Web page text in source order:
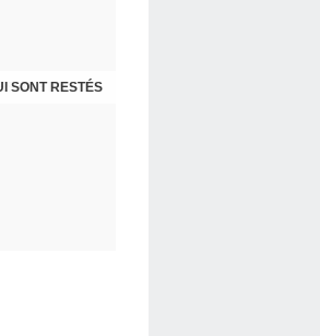
SONT RESTÉS
EN IRAN